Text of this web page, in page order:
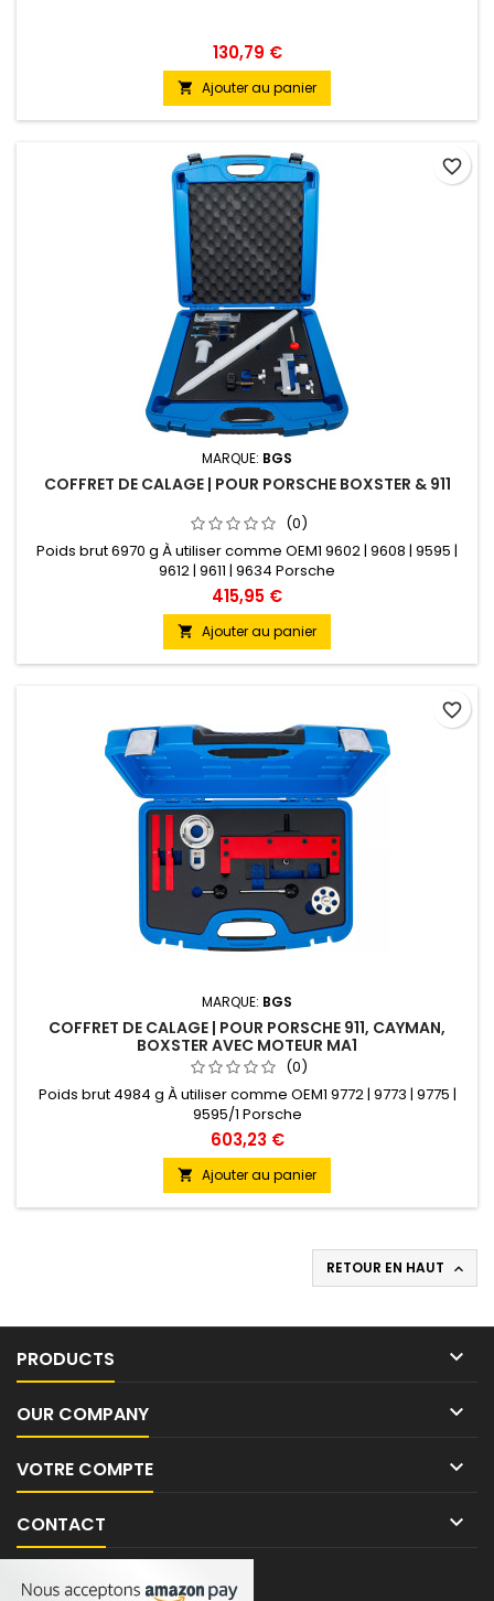
130,79 €
 Ajouter au panier
MARQUE: BGS
COFFRET DE CALAGE | POUR PORSCHE BOXSTER & 911
(0)
Poids brut 6970 g À utiliser comme OEM1 9602 | 9608 | 9595 |
9612 | 9611 | 9634 Porsche
415,95 €
 Ajouter au panier
favorite_border
MARQUE: BGS
COFFRET DE CALAGE | POUR PORSCHE 911, CAYMAN,
BOXSTER AVEC MOTEUR MA1
(0)
Poids brut 4984 g À utiliser comme OEM1 9772 | 9773 | 9775 |
9595/1 Porsche
603,23 €
 Ajouter au panier
favorite_border
RETOUR EN HAUT 
PRODUCTS 
OUR COMPANY 
VOTRE COMPTE 
CONTACT 